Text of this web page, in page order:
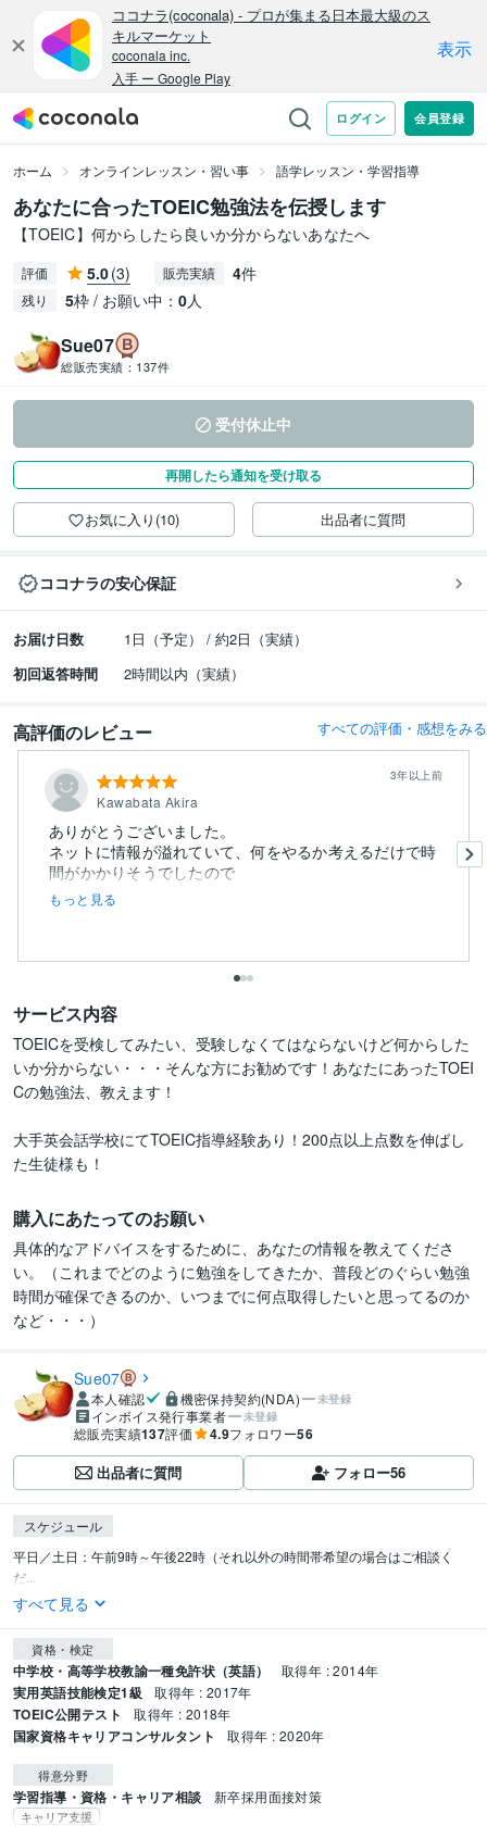
ホーム オンラインレッスン・習い事 語学レッスン・学習指導
あなたに合ったTOEIC勉強法を伝授します
【TOEIC】何からしたら良いか分からないあなたへ
評価 5.0(3) 販売実績 4件
残り 5枠 / お願い中： 0人
Sue07
総販売実績： 137件
受付休止中
再開したら通知を受け取る
お気に入り(10) 出品者に質問
ココナラの安心保証
お届け日数
1日（予定） / 約2日（実績）
初回返答時間
2時間以内（実績）
高評価のレビュー すべての評価・感想をみる
Kawabata Akira
3年以上前
ありがとうございました。
ネットに情報が溢れていて、何をやるか考えるだけで時
もっと見る
サービス内容
TOEICを受検してみたい、受験しなくてはならないけど何からした
いか分からない・・・そんな方にお勧めです！あなたにあったTOEI
Cの勉強法、教えます！
大手英会話学校にてTOEIC指導経験あり！200点以上点数を伸ばし
た生徒様も！
購入にあたってのお願い
具体的なアドバイスをするために、あなたの情報を教えてくださ
い。（これまでどのように勉強をしてきたか、普段どのぐらい勉強
時間が確保できるのか、いつまでに何点取得したいと思ってるのか
など・・・）
Sue07
本人確認 機密保持契約(NDA) 未登録
インボイス発行事業者 未登録
総販売実績137評価 4.9フォロワー56
出品者に質問 フォロー56
スケジュール
平日／土日：午前9時～午後22時（それ以外の時間帯希望の場合はご相談く
だ...
すべて見る
資格・検定
中学校・高等学校教諭一種免許状（英語） 取得年 : 2014年
実用英語技能検定1級 取得年 : 2017年
TOEIC公開テスト 取得年 : 2018年
国家資格キャリアコンサルタント 取得年 : 2020年
得意分野
学習指導・資格・キャリア相談 新卒採用面接対策
キャリア支援